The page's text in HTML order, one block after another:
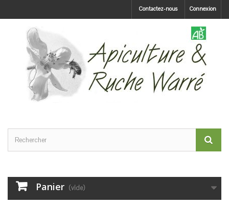
Connexion
Contactez-nous
Panier (vide)